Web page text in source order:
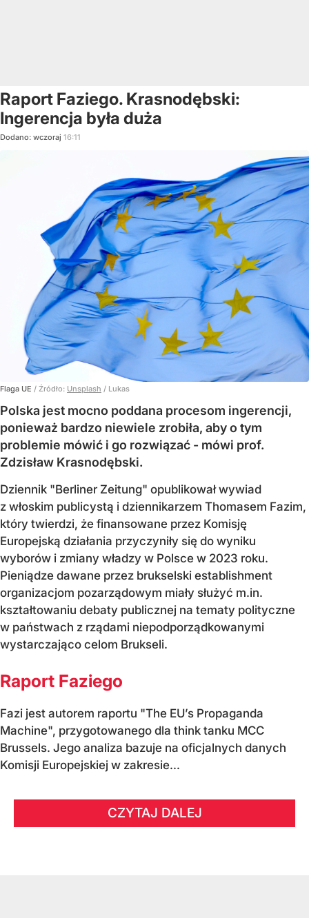
Raport Faziego. Krasnodębski:
Ingerencja była duża
Dodano: wczoraj 16:11
Flaga UE / Źródło: Unsplash / Lukas
Polska jest mocno poddana procesom ingerencji,
ponieważ bardzo niewiele zrobiła, aby o tym
problemie mówić i go rozwiązać - mówi prof.
Zdzisław Krasnodębski.
Dziennik "Berliner Zeitung" opublikował wywiad
z włoskim publicystą i dziennikarzem Thomasem Fazim,
który twierdzi, że finansowane przez Komisję
Europejską działania przyczyniły się do wyniku
wyborów i zmiany władzy w Polsce w 2023 roku.
Pieniądze dawane przez brukselski establishment
organizacjom pozarządowym miały służyć m.in.
kształtowaniu debaty publicznej na tematy polityczne
w państwach z rządami niepodporządkowanymi
wystarczająco celom Brukseli.
Raport Faziego
Fazi jest autorem raportu "The EU’s Propaganda
Machine", przygotowanego dla think tanku MCC
Brussels. Jego analiza bazuje na oficjalnych danych
Komisji Europejskiej w zakresie...
CZYTAJ DALEJ